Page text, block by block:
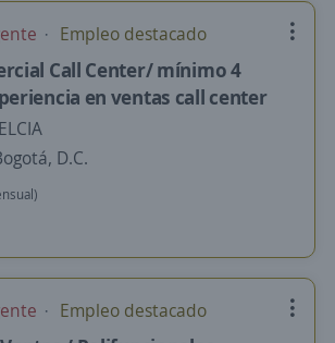
Empleo destacado
Call Center/ mínimo 4
en ventas call center
D.C.
Empleo destacado